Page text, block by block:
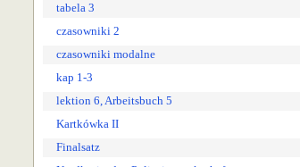
tabela 3
czasowniki 2
czasowniki modalne
kap 1-3
lektion 6, Arbeitsbuch 5
Kartkówka II
Finalsatz